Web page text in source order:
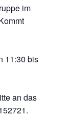
im
11:30 bis
an das